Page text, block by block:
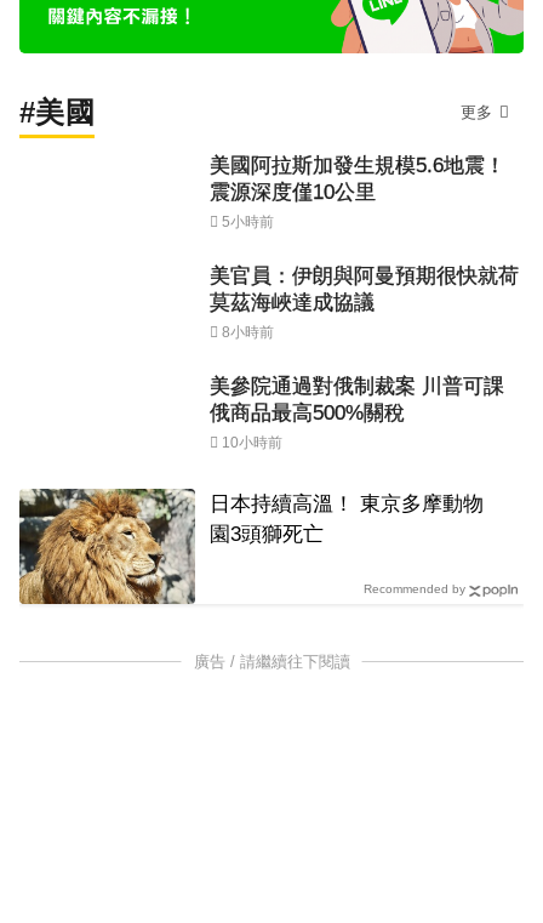
#美國 更多
美國阿拉斯加發生規模5.6地震！
震源深度僅10公里
5小時前
美官員：伊朗與阿曼預期很快就荷
莫茲海峽達成協議
8小時前
美參院通過對俄制裁案 川普可課
俄商品最高500%關稅
10小時前
日本持續高溫！ 東京多摩動物
園3頭獅死亡
Recommended by
廣告 / 請繼續往下閱讀